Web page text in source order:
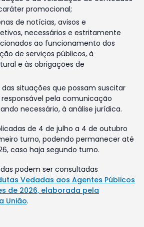
promocional;
de notícias, avisos e
necessários e estritamente
ao funcionamento dos
de serviços públicos, à
e às obrigações de
situações que possam suscitar
pela comunicação
necessário, à análise jurídica.
de 4 de julho a 4 de outubro
turno, podendo permanecer até
caso haja segundo turno.
podem ser consultadas
Vedadas aos Agentes Públicos
de 2026, elaborada pela
União.